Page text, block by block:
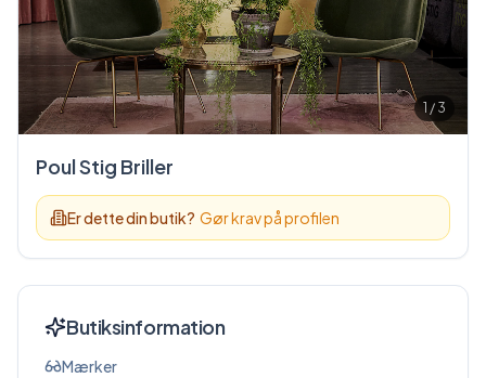
1 / 3
Poul Stig Briller
Er dette din butik? Gør krav på profilen
Butiksinformation
Mærker